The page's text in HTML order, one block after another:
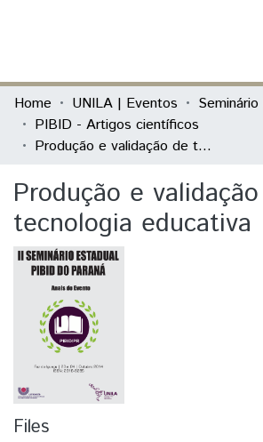
Communities & Collections
All of DSpace
Home UNILA | Eventos
PIBID - Artigos científicos
Produção e validação de tecnologia educativa
Produção e
tecnologia educativa
Files